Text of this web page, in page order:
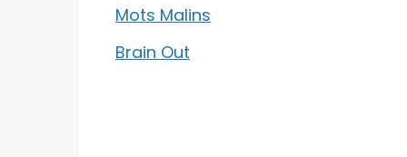
Mots Malins
Brain Out